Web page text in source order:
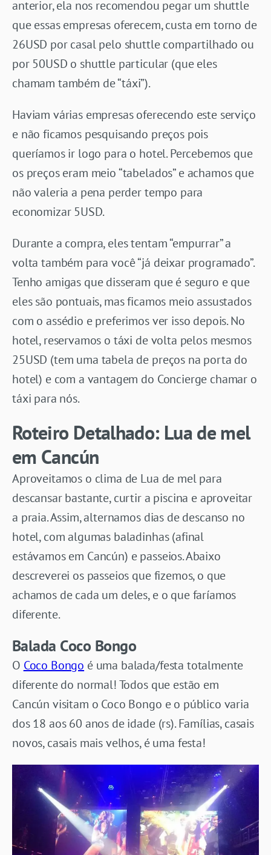
anterior, ela nos recomendou pegar um shuttle
que essas empresas oferecem, custa em torno de
26USD por casal pelo shuttle compartilhado ou
por 50USD o shuttle particular (que eles
chamam também de “táxi”).
Haviam várias empresas oferecendo este serviço
e não ficamos pesquisando preços pois
queríamos ir logo para o hotel. Percebemos que
os preços eram meio “tabelados” e achamos que
não valeria a pena perder tempo para
economizar 5USD.
Durante a compra, eles tentam “empurrar” a
volta também para você “já deixar programado”.
Tenho amigas que disseram que é seguro e que
eles são pontuais, mas ficamos meio assustados
com o assédio e preferimos ver isso depois. No
hotel, reservamos o táxi de volta pelos mesmos
25USD (tem uma tabela de preços na porta do
hotel) e com a vantagem do Concierge chamar o
táxi para nós.
Roteiro Detalhado: Lua de mel
em Cancún
Aproveitamos o clima de Lua de mel para
descansar bastante, curtir a piscina e aproveitar
a praia. Assim, alternamos dias de descanso no
hotel, com algumas baladinhas (afinal
estávamos em Cancún) e passeios. Abaixo
descreverei os passeios que fizemos, o que
achamos de cada um deles, e o que faríamos
diferente.
Balada Coco Bongo
O Coco Bongo é uma balada/festa totalmente
diferente do normal! Todos que estão em
Cancún visitam o Coco Bongo e o público varia
dos 18 aos 60 anos de idade (rs). Famílias, casais
novos, casais mais velhos, é uma festa!